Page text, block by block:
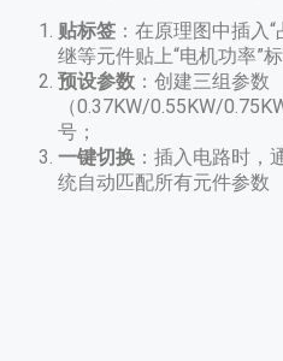
贴标签 ：在原理图中插入
继等元件贴上“电机功率”标
预设参数 ​：创建三组参数
（0.37KW/0.55KW/
号；
一键切换 ：插入电路时，
统自动匹配所有元件参数